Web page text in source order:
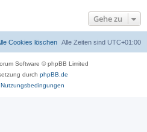
Gehe zu
Alle Zeiten sind UTC+01:00
Cookies löschen
Software © phpBB Limited
durch phpBB.de
Nutzungsbedingungen